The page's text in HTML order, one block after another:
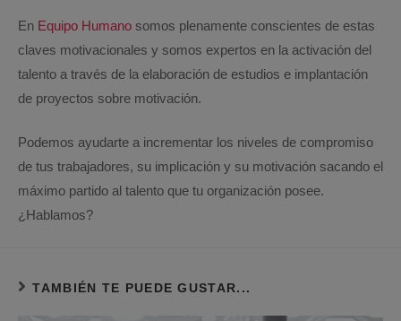
En Equipo Humano somos plenamente conscientes de estas
claves motivacionales y somos expertos en la activación del
talento a través de la elaboración de estudios e implantación
de proyectos sobre motivación.
Podemos ayudarte a incrementar los niveles de compromiso
de tus trabajadores, su implicación y su motivación sacando el
máximo partido al talento que tu organización posee.
¿Hablamos?
TAMBIÉN TE PUEDE GUSTAR...